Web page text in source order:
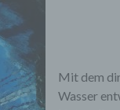
Mit dem
Wasser